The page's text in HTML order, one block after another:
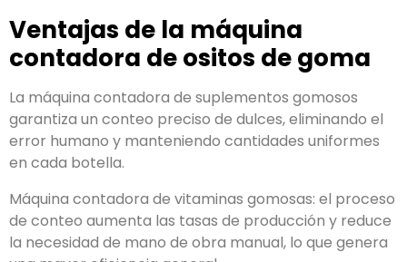
Ventajas de la máquina
contadora de ositos de goma
La máquina contadora de suplementos gomosos
garantiza un conteo preciso de dulces, eliminando el
error humano y manteniendo cantidades uniformes
en cada botella.
Máquina contadora de vitaminas gomosas: el proceso
de conteo aumenta las tasas de producción y reduce
la necesidad de mano de obra manual, lo que genera